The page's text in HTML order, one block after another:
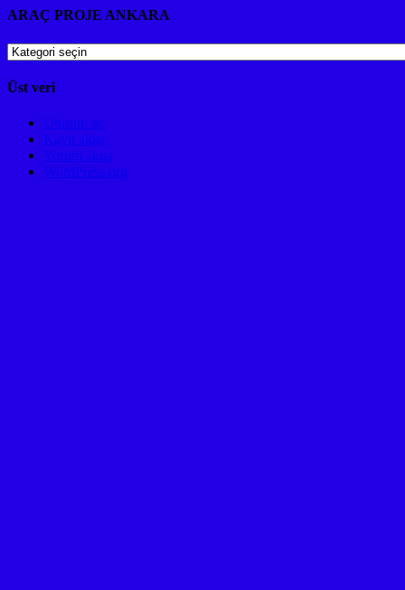
ARAÇ PROJE ANKARA
ARAÇ
ANKARA
Üst veri
Oturum aç
Kayıt akışı
Yorum akışı
WordPress.org